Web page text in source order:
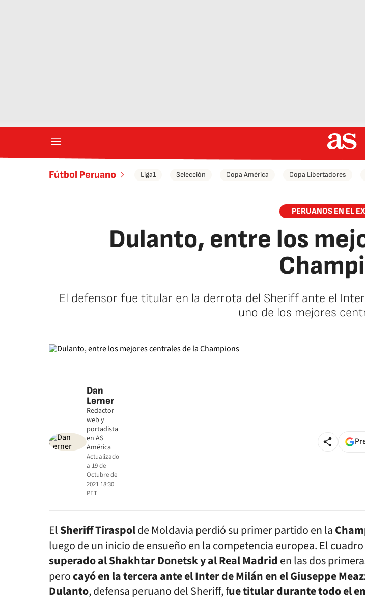
Fútbol Peruano Liga1 Selección Copa América Copa Libertadores
PERUANOS EN EL
Dulanto, entre los
El defensor fue titular en la derrota del Sheriff ante el
uno de los mejores
Dan
Lerner
Redactor
web y
portadista
en AS
América
Actualizado
a 19 de
Octubre de
2021 18:30
PET
ElSheriff Tiraspolde Moldavia perdió su primer partido en la
luego de un inicio de ensueño en la competencia europea. El
superado al Shakhtar Donetsk y al Real Madriden las dos
perocayó en la tercera ante el Inter de Milán en el Giuseppe
Dulanto, defensa peruano del Sheriff, fue titular durante todo el